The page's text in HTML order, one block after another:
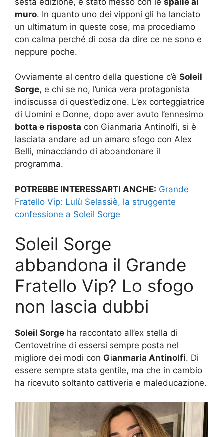
muro. In quanto uno dei vipponi gli ha lanciato
un ultimatum in queste cose, ma procediamo
con calma perché di cosa da dire ce ne sono e
neppure poche.
Ovviamente al centro della questione c’è Soleil
Sorge, e chi se no, l’unica vera protagonista
indiscussa di quest’edizione. L’ex corteggiatrice
di Uomini e Donne, dopo aver avuto l’ennesimo
botta e risposta con Gianmaria Antinolfi, si è
lasciata andare ad un amaro sfogo con Alex
Belli, minacciando di abbandonare il
programma.
POTREBBE INTERESSARTI ANCHE: Grande
Fratello Vip: Lulù Selassiè, la struggente
confessione a Soleil Sorge
Soleil Sorge
abbandona il Grande
Fratello Vip? Lo sfogo
non lascia dubbi
Soleil Sorge ha raccontato all’ex stella di
Centovetrine di essersi sempre posta nel
migliore dei modi con Gianmaria Antinolfi. Di
essere sempre stata gentile, ma che in cambio
ha ricevuto soltanto cattiveria e maleducazione.